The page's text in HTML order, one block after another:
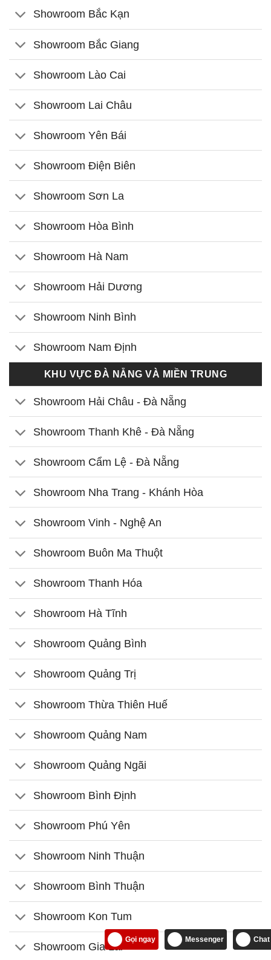
Showroom Bắc Kạn
Showroom Bắc Giang
Showroom Lào Cai
Showroom Lai Châu
Showroom Yên Bái
Showroom Điện Biên
Showroom Sơn La
Showroom Hòa Bình
Showroom Hà Nam
Showroom Hải Dương
Showroom Ninh Bình
Showroom Nam Định
KHU VỰC ĐÀ NẴNG VÀ MIỀN TRUNG
Showroom Hải Châu - Đà Nẵng
Showroom Thanh Khê - Đà Nẵng
Showroom Cẩm Lệ - Đà Nẵng
Showroom Nha Trang - Khánh Hòa
Showroom Vinh - Nghệ An
Showroom Buôn Ma Thuột
Showroom Thanh Hóa
Showroom Hà Tĩnh
Showroom Quảng Bình
Showroom Quảng Trị
Showroom Thừa Thiên Huế
Showroom Quảng Nam
Showroom Quảng Ngãi
Showroom Bình Định
Showroom Phú Yên
Showroom Ninh Thuận
Showroom Bình Thuận
Showroom Kon Tum
Showroom Gia Lai
Gọi ngay Messenger